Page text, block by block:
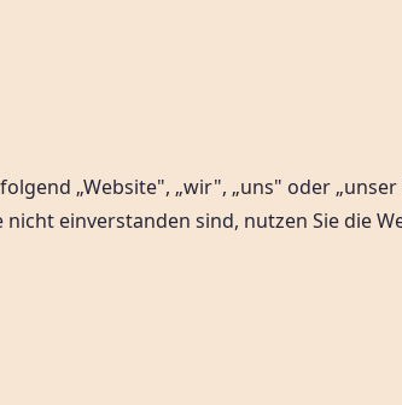
„Website", „wir", „uns" oder
einverstanden sind, nutzen Sie die